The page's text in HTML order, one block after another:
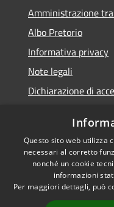
Amministrazione
Albo Pretorio
Informativa privacy
Note legali
Dichiarazione di
RSS
Accessibilità
Privacy
Cookie
Questo sito web utilizza
necessari al corretto
nonché un cookie
informazioni
Per maggiori dettagli, può